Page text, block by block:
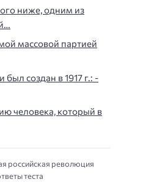
ниже, одним из
массовой партией
был создан в 1917 г.: -
человека, который в
российская революция
теста